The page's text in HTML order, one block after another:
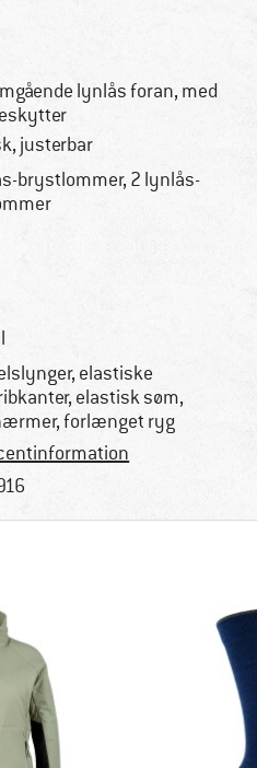
lynlås foran, med
justerbar
brystlommer, 2 lynlås-
elastiske
elastisk søm,
forlænget ryg